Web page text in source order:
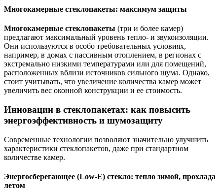
Многокамерные стеклопакеты: максимум защиты
Многокамерные стеклопакеты (три и более камер)
предлагают максимальный уровень тепло- и звукоизоляции.
Они используются в особо требовательных условиях,
например, в домах с пассивным отоплением, в регионах с
экстремально низкими температурами или для помещений,
расположенных вблизи источников сильного шума. Однако,
стоит учитывать, что увеличение количества камер может
увеличить вес оконной конструкции и ее стоимость.
Инновации в стеклопакетах: как повысить
энергоэффективность и шумозащиту
Современные технологии позволяют значительно улучшить
характеристики стеклопакетов, даже при стандартном
количестве камер.
Энергосберегающее (Low-E) стекло: тепло зимой, прохлада
летом